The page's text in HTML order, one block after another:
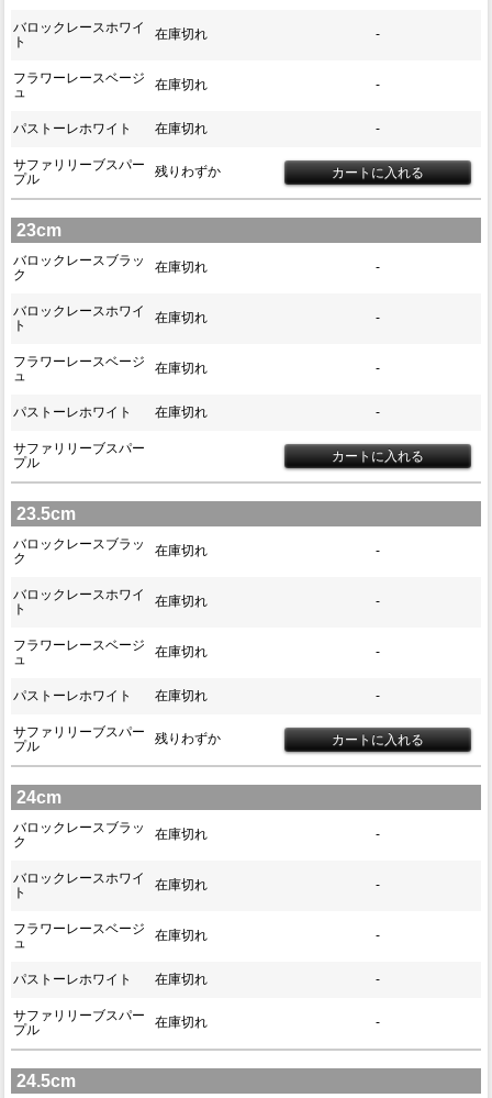
バロックレースホワイ
ト
在庫切れ -
フラワーレースベージ
ュ
在庫切れ -
パストーレホワイト 在庫切れ -
サファリリーブスパー
プル
残りわずか
23cm
バロックレースブラッ
ク
在庫切れ -
バロックレースホワイ
ト
在庫切れ -
フラワーレースベージ
ュ
在庫切れ -
パストーレホワイト 在庫切れ -
サファリリーブスパー
プル
23.5cm
バロックレースブラッ
ク
在庫切れ -
バロックレースホワイ
ト
在庫切れ -
フラワーレースベージ
ュ
在庫切れ -
パストーレホワイト 在庫切れ -
サファリリーブスパー
プル
残りわずか
24cm
バロックレースブラッ
ク
在庫切れ -
バロックレースホワイ
ト
在庫切れ -
フラワーレースベージ
ュ
在庫切れ -
パストーレホワイト 在庫切れ -
サファリリーブスパー
プル
在庫切れ -
24.5cm